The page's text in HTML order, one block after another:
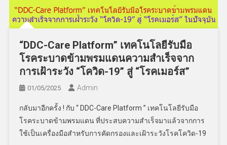
“DDC-Care Platform” เทคโนโลยีรับมือ
โรคระบาดข้ามพรมแดนความสำเร็จจาก
การเฝ้าระวัง “โควิด-19” สู่ “โรคเมอร์ส”
01/05/2025 Admin
กลับมาอีกครั้ง ! กับ “ DDC-Care Platform ” เทคโนโลยีรับมือ
โรคระบาดข้ามพรมแดน ที่ประสบความสำเร็จมาแล้วจากการ
ใช้เป็นเครื่องมือสำหรับการคัดกรองและเฝ้าระวังโรคโควิด-19